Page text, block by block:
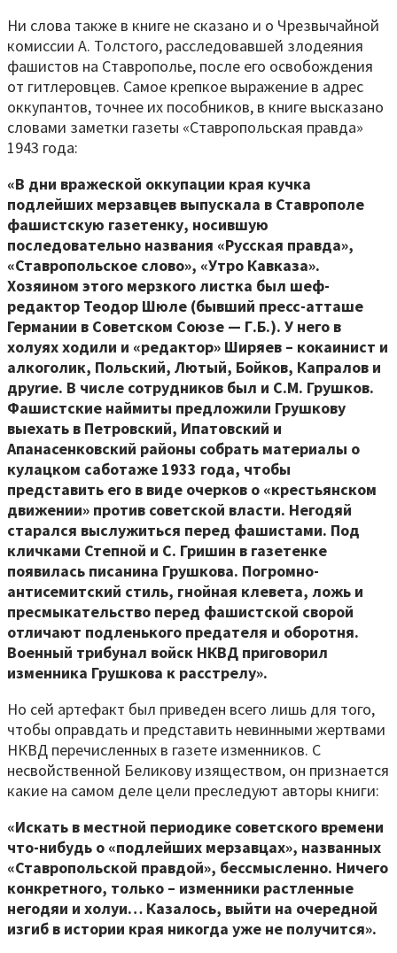
Ни слова также в книге не сказано и о Чрезвычайной
комиссии А. Толстого, расследовавшей злодеяния
фашистов на Ставрополье, после его освобождения
от гитлеровцев. Самое крепкое выражение в адрес
оккупантов, точнее их пособников, в книге высказано
словами заметки газеты «Ставропольская правда»
1943 года:
«В дни вражеской оккупации края кучка
подлейших мерзавцев выпускала в Ставрополе
фашистскую газетенку, носившую
последовательно названия «Русская правда»,
«Ставропольское слово», «Утро Кавказа».
Хозяином этого мерзкого листка был шеф-
редактор Теодор Шюле (бывший пресс-атташе
Германии в Советском Союзе — Г.Б.). У него в
холуях ходили и «редактор» Ширяев – кокаинист и
алкоголик, Польский, Лютый, Бойков, Капралов и
друrие. В числе сотрудников был и С.М. Грушков.
Фашистские наймиты предложили Грушкову
выехать в Петровский, Ипатовский и
Апанасенковский районы собрать материалы о
кулацком саботаже 1933 года, чтобы
представить его в виде очерков о «крестьянском
движении» против советской власти. Негодяй
старался выслужиться перед фашистами. Под
кличками Степной и С. Гришин в газетенке
появилась писанина Грушкова. Погромно-
антисемитский стиль, гнойная клевета, ложь и
пресмыкательство перед фашистской сворой
отличают подленького предателя и оборотня.
Военный трибунал войск НКВД приговорил
изменника Грушкова к расстрелу».
Но сей артефакт был приведен всего лишь для того,
чтобы оправдать и представить невинными жертвами
НКВД перечисленных в газете изменников. С
несвойственной Беликову изяществом, он признается
какие на самом деле цели преследуют авторы книги:
«Искать в местной периодике советского времени
что-нибудь о «подлейших мерзавцах», названных
«Ставропольской правдой», бессмысленно. Ничего
конкретного, только – изменники растленные
негодяи и холуи… Казалось, выйти на очередной
изгиб в истории края никогда уже не получится».